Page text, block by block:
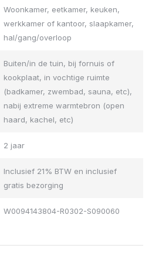
Woonkamer, eetkamer, keuken,
werkkamer of kantoor, slaapkamer,
hal/gang/overloop
Buiten/in de tuin, bij fornuis of
kookplaat, in vochtige ruimte
(badkamer, zwembad, sauna, etc),
nabij extreme warmtebron (open
haard, kachel, etc)
2 jaar
Inclusief 21% BTW en inclusief
gratis bezorging
W0094143804-R0302-S090060